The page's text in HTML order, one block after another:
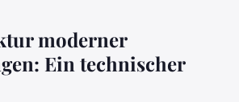
moderner
Ein technischer